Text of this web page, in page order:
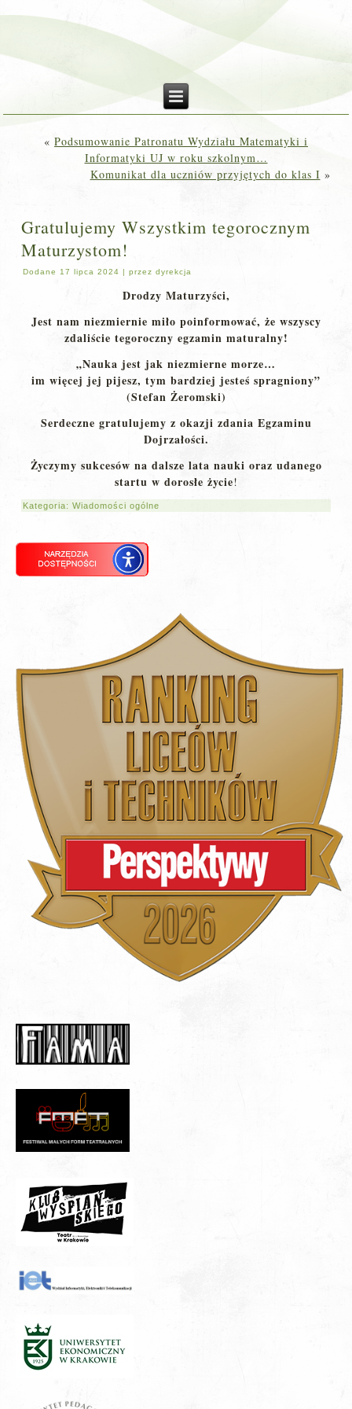
« Podsumowanie Patronatu Wydziału Matematyki i
Informatyki UJ w roku szkolnym…
Komunikat dla uczniów przyjętych do klas I »
Gratulujemy Wszystkim tegorocznym
Maturzystom!
Dodane 17 lipca 2024 |przez dyrekcja
Drodzy Maturzyści,
Jest nam niezmiernie miło poinformować, że wszyscy
zdaliście tegoroczny egzamin maturalny!
„Nauka jest jak niezmierne morze…
im więcej jej pijesz, tym bardziej jesteś spragniony”
(Stefan Żeromski)
Serdeczne gratulujemy z okazji zdania Egzaminu
Dojrzałości.
Życzymy sukcesów na dalsze lata nauki oraz udanego
startu w dorosłe życie!
Kategoria:Wiadomości ogólne